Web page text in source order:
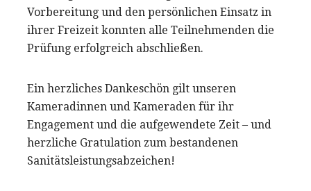
Vorbereitung und den persönlichen Einsatz in
ihrer Freizeit konnten alle Teilnehmenden die
Prüfung erfolgreich abschließen.
Ein herzliches Dankeschön gilt unseren
Kameradinnen und Kameraden für ihr
Engagement und die aufgewendete Zeit – und
herzliche Gratulation zum bestandenen
Sanitätsleistungsabzeichen!